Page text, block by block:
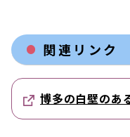
関連リンク
博多の白壁のあ